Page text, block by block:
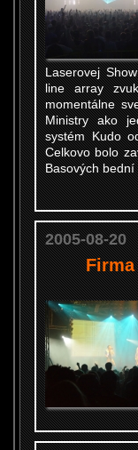
Laserovej
line array
momentálne
Ministry ako
systém Kudo
Celkovo bolo
Basových bední
2005-08-20
Firma